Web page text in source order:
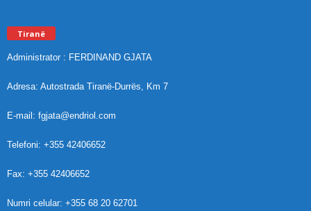
Tiranë
Administrator : FERDINAND GJATA
Adresa: Autostrada Tiranë-Durrës, Km 7
E-mail: fgjata@endriol.com
Telefoni: +355 42406652
Fax: +355 42406652
Numri celular: +355 68 20 62701